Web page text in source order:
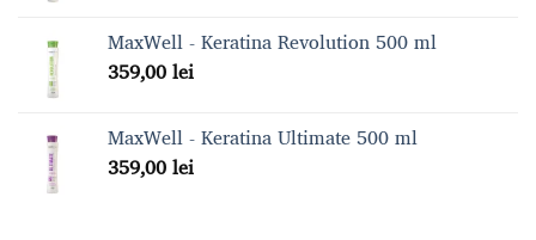
MaxWell - Keratina Revolution 500 ml
359,00lei
MaxWell - Keratina Ultimate 500 ml
359,00lei